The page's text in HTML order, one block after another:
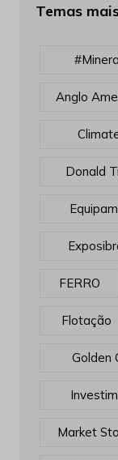
Temas
Anglo
Donald
FERRO
Flotação
Golden
Market